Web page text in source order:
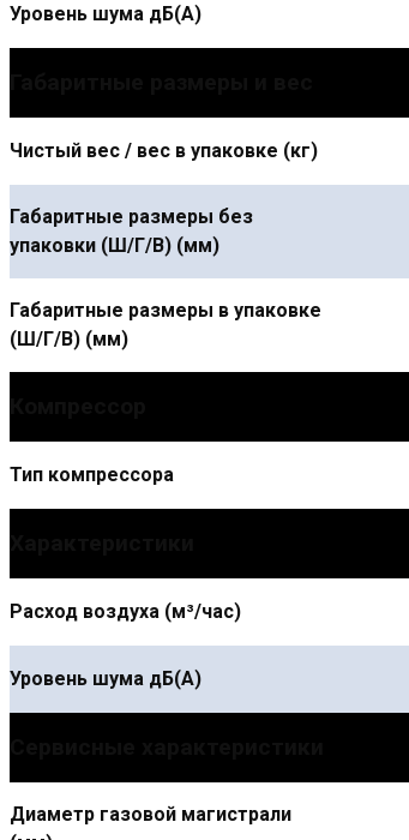
Уровень шума дБ(А)
Чистый вес / вес в упаковке (кг)
Габаритные размеры без
упаковки (Ш/Г/В) (мм)
Габаритные размеры в упаковке
(Ш/Г/В) (мм)
Тип компрессора
Расход воздуха (м³/час)
Уровень шума дБ(А)
Диаметр газовой магистрали